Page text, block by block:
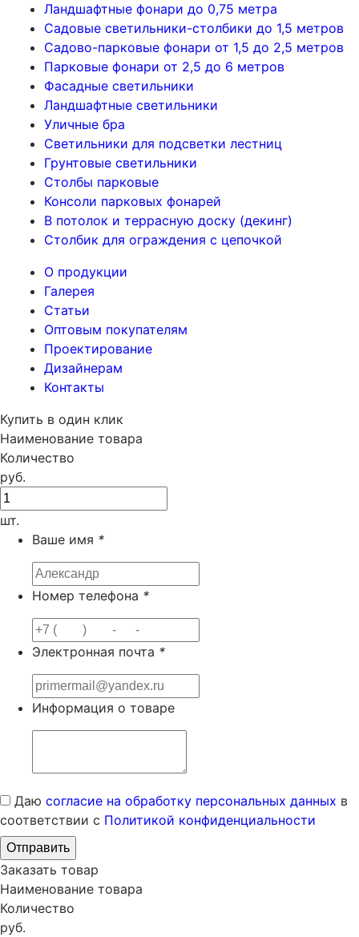
Ландшафтные фонари до 0,75 метра
Садовые светильники-столбики до 1,5 метров
Садово-парковые фонари от 1,5 до 2,5 метров
Парковые фонари от 2,5 до 6 метров
Фасадные светильники
Ландшафтные светильники
Уличные бра
Светильники для подсветки лестниц
Грунтовые светильники
Столбы парковые
Консоли парковых фонарей
В потолок и террасную доску (декинг)
Столбик для ограждения с цепочкой
О продукции
Галерея
Статьи
Оптовым покупателям
Проектирование
Дизайнерам
Контакты
Купить в один клик
Наименование товара
Количество
руб.
шт.
Ваше имя *
Номер телефона *
Электронная почта *
Информация о товаре
Даю согласие на обработку персональных данных в
соответствии с Политикой конфиденциальности
Заказать товар
Наименование товара
Количество
руб.